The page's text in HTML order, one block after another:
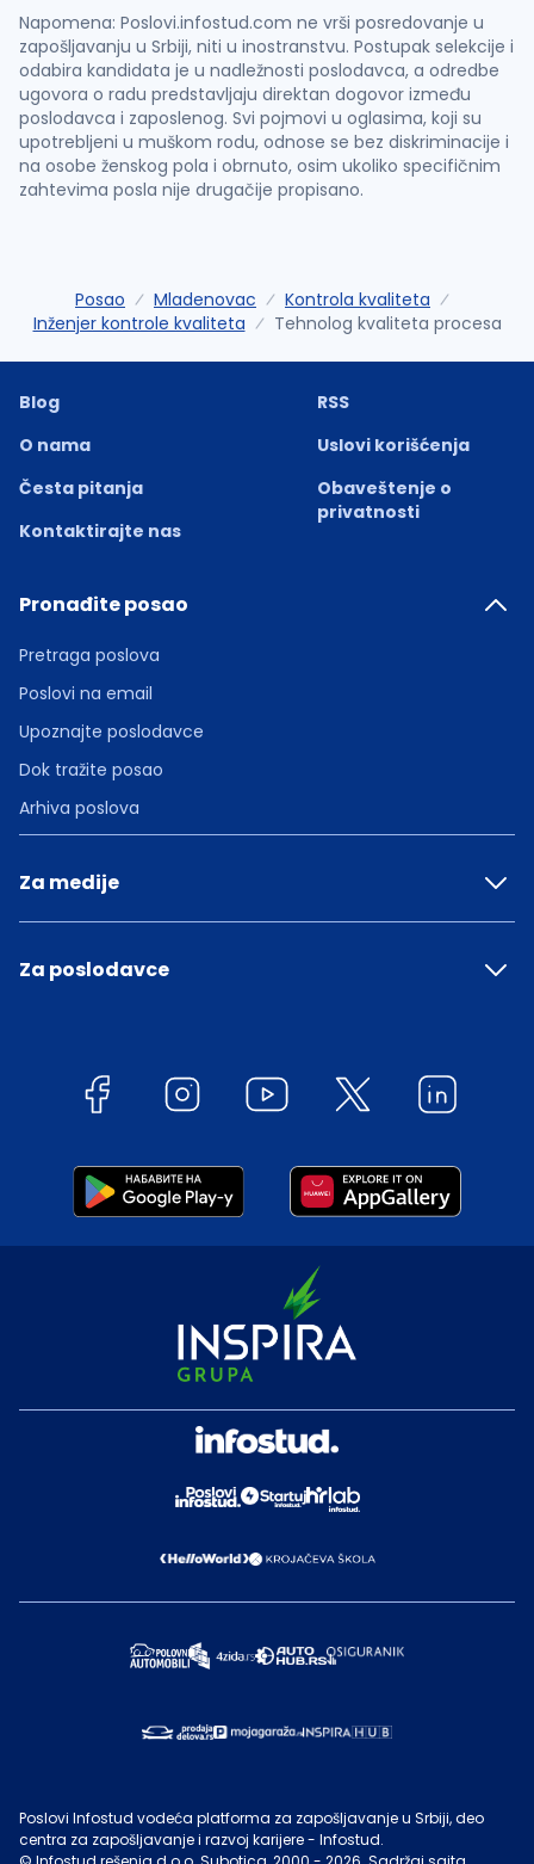
Napomena: Poslovi.infostud.com ne vrši posredovanje u
zapošljavanju u Srbiji, niti u inostranstvu. Postupak selekcije i
odabira kandidata je u nadležnosti poslodavca, a odredbe
ugovora o radu predstavljaju direktan dogovor između
poslodavca i zaposlenog. Svi pojmovi u oglasima, koji su
upotrebljeni u muškom rodu, odnose se bez diskriminacije i
na osobe ženskog pola i obrnuto, osim ukoliko specifičnim
zahtevima posla nije drugačije propisano.
Posao Mladenovac
Kontrola kvaliteta
Inženjer kontrole kvaliteta
Tehnolog kvaliteta procesa
Blog
O nama
Česta pitanja
Kontaktirajte nas
RSS
Uslovi korišćenja
Obaveštenje o
privatnosti
Pronađite posao
Pretraga poslova
Poslovi na email
Upoznajte poslodavce
Dok tražite posao
Arhiva poslova
Za medije
Za poslodavce
Poslovi Infostud vodeća platforma za zapošljavanje u Srbiji, deo
centra za zapošljavanje i razvoj karijere - Infostud.